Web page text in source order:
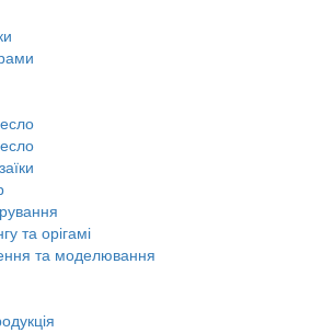
та орігамі
та моделювання